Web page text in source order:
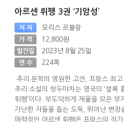
아르센 뤼팽 3권 ‘기암성’
저 자 모리스 르블랑
가 격 12,800원
발간일 2023년 8월 25일
면 수 224쪽
추리 문학의 영원한 고전, 프랑스 최
추리 소설의 쌍두마차는 영국의 ‘셜록
뤼팽’이다. 부도덕하게 재물을 모은 부
가난한 자들을 돕는 도둑, 뛰어난 변장
매력적인 아르센 뤼팽은 프랑스의 작